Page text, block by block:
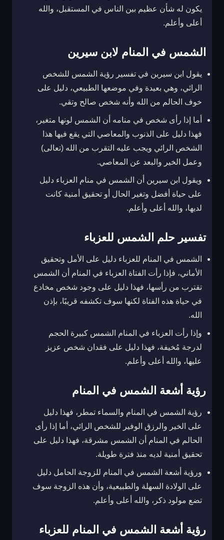
يكون له شأن عظيم بين الناس في المستقبل، والله
أعلى وأعلم.
الشمس في المنام لابن سيرين
يقول ابن سيرين في تفسير رؤية الشمس للشخص
الرائي، وهي بعيدة وفي موضعها الطبيعي، دليل على
خوف الحالم من الله وأنه شخص صالح وتقي.
أما إذا رأى شخص في منامه أن الشمس لونها متغير،
فهذا دليل على الذنوب والمعاصي التي يقع فيها هذا
الشخص الرائي ويجب عليه التقرب من الله (تعالى)
وعمل الخير والبعد عن المعاصي.
ويقول ابن سيرين أن الشمس في منام العزباء دليل
على حياة أفضل وتغير الحال أو تحقيق أمنية كانت
لديها، والله أعلى وأعلم.
تفسير حلم الشمس للعزباء
الشمس في المنام للعزباء دليل على الأمل وتحقيق
الأماني، فإذا رأت الفتاة العزباء في المنام أن الشمس
تقترب من رأسها، فهذا دليل على وجود شخص مخادع
في حياة هذه الفتاة لكنها سوف تكشفه قريبًا، بإذن
الله.
وإذا رأت العزباء في المنام الشمس كبيرة الحجم
لدرجة مُخيفة، فهذا دليل على فقدان شخص عزيز
عليها، والله أعلى وأعلم.
رؤية أشعة الشمس في المنام
رؤية الشمس في المنام والسماء تمطر، فهذا دليل
على الخير والرزق الوفير للشخص الرائي، أما إذا رأى
الحالم في المنام أن الشمس مشرقة، فهذا دليل على
تحقيق أمنية لديه منذ فترة طويلة.
ورؤية أشعة الشمس في المنام للزوجة الحامل دليل
على الولادة السهلة والطبيعية، وأن هذه الزوجة سوف
تضع مولود ذكر، والله أعلى وأعلم.
رؤية أشعة الشمس في المنام للعزباء